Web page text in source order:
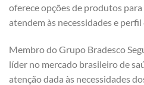
oferece opções de produtos
atendem às necessidades e perfil
Membro do Grupo Bradesco
líder no mercado brasileiro de
atenção dada às necessidades